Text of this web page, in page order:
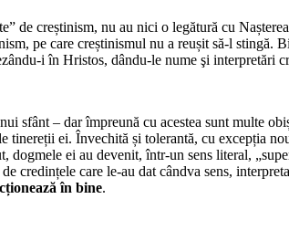
de creștinism, nu au nici o legătură cu
pe care creștinismul nu a reușit să-l stingă.
i în Hristos, dându-le nume şi interpretări
sfânt – dar împreună cu acestea sunt multe
ei. Învechită și tolerantă, cu excepția
dogmele ei au devenit, într-un sens literal,
credințele care le-au dat cândva sens,
în bine.